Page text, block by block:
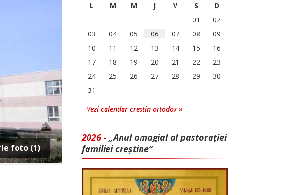
foto (1)
L M M J V S
D
01
02
03
04 05 06 07 08
09
10
11 12 13 14 15
16
17
18 19 20 21 22
23
24
25 26 27 28 29
30
31
Vezi calendar crestin ortodox »
2026 - „Anul omagial al pastorației
familiei creștine”